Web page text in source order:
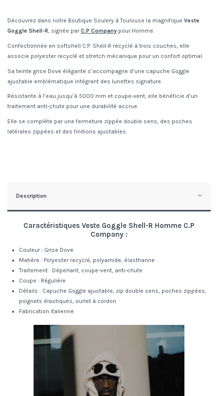
Découvrez dans notre Boutique Soulery à Toulouse la magnifique Veste
Goggle Shell-R, signée parC.P Company pour Homme.
Confectionnée en softshell C.P. Shell-R recyclé à trois couches, elle
associe polyester recyclé et stretch mécanique pour un confort optimal.
Sa teinte grise Dove élégante s’accompagne d’une capuche Goggle
ajustable emblématique intégrant des lunettes signature.
Résistante à l’eau jusqu’à 5000 mm et coupe-vent, elle bénéficie d’un
traitement anti-chute pour une durabilité accrue.
Elle se complète par une fermeture zippée double sens, des poches
latérales zippées et des finitions ajustables.
Description
Caractéristiques Veste Goggle Shell-R Homme C.P
Company :
Couleur : Grise Dove
Matière : Polyester recyclé, polyamide, élasthanne
Traitement : Déperlant, coupe-vent, anti-chute
Coupe : Régulière
Détails : Capuche Goggle ajustable, zip double sens, poches zippées,
poignets élastiqués, ourlet à cordon
Fabrication italienne